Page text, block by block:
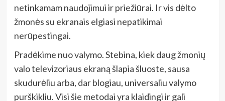
netinkamam naudojimui ir priežiūrai. Ir vis dėlto
žmonės su ekranais elgiasi nepatikimai
nerūpestingai.
Pradėkime nuo valymo. Stebina, kiek daug žmonių
valo televizoriaus ekraną šlapia šluoste, sausa
skudurėliu arba, dar blogiau, universaliu valymo
purškikliu. Visi šie metodai yra klaidingi ir gali